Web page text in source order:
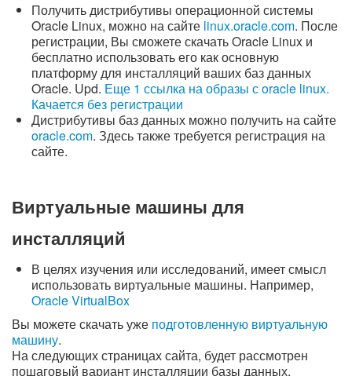
Получить дистрибутивы операционной системы
Oracle Linux, можно на сайте linux.oracle.com. После
регистрации, Вы сможете скачать Oracle Linux и
бесплатно использовать его как основную
платформу для инсталляций ваших баз данных
Oracle. Upd. Еще 1 ссылка на образы с oracle linux.
Качается без регистрации
Дистрибутивы баз данных можно получить на сайте
oracle.com. Здесь также требуется регистрация на
сайте.
Виртуальные машины для
инсталляций
В целях изучения или исследований, имеет смысл
использовать виртуальные машины. Например,
Oracle VirtualBox
Вы можете скачать уже подготовленную виртуальную
машину.
На следующих страницах сайта, будет рассмотрен
пошаговый вариант инсталляции базы данных.